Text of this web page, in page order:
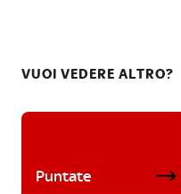
VUOI VEDERE ALTRO?
Puntate